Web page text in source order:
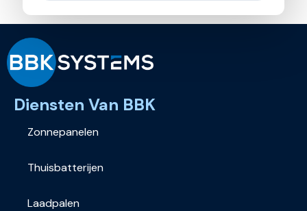
Diensten Van BBK
Zonnepanelen
Thuisbatterijen
Laadpalen